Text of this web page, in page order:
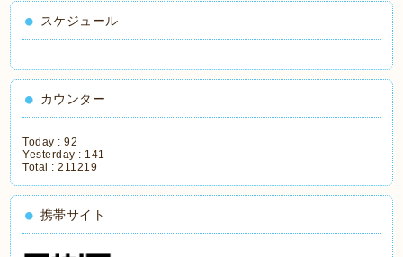
スケジュール
カウンター
Today :92
Yesterday : 141
Total :211219
携帯サイト